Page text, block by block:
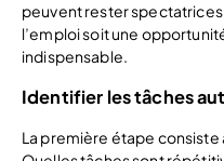
peuvent rester spectatrices.
l’emploi soit une
indispensable.
Identifier les tâches
La première étape